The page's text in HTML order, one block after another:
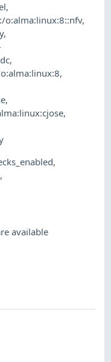
,
o:alma:linux:8::nfv,
,
,
,
,
,
,
,
available